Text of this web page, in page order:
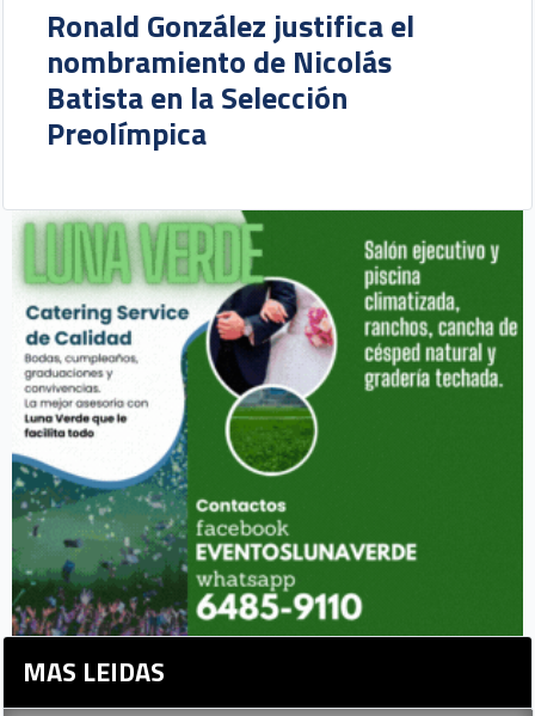
Ronald González justifica el
nombramiento de Nicolás
Batista en la Selección
Preolímpica
MAS LEIDAS